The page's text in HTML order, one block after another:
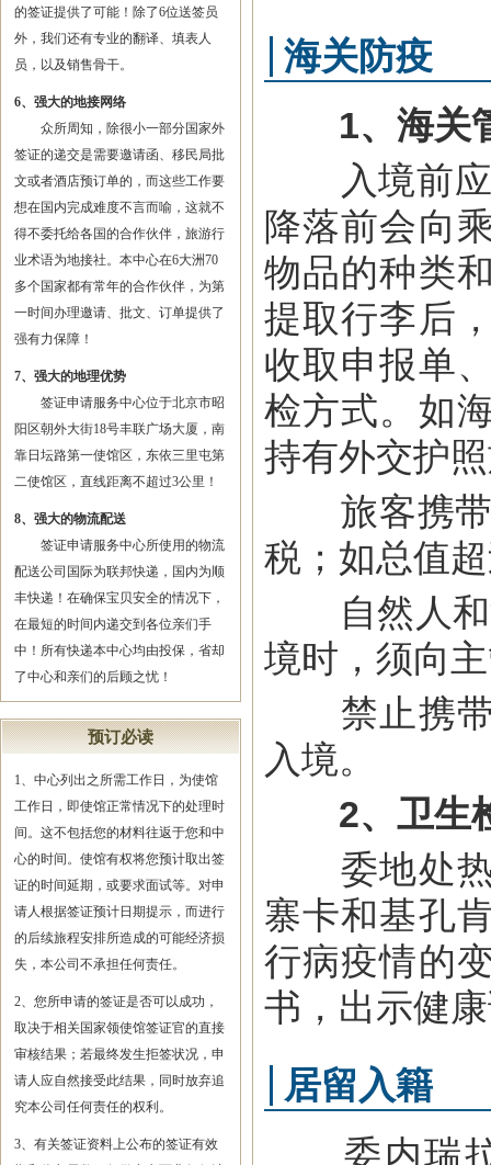
的签证提供了可能！除了6位送签员
外，我们还有专业的翻译、填表人
员，以及销售骨干。
6、强大的地接网络
众所周知，除很小一部分国家外
签证的递交是需要邀请函、移民局批
文或者酒店预订单的，而这些工作要
想在国内完成难度不言而喻，这就不
得不委托给各国的合作伙伴，旅游行
业术语为地接社。本中心在6大洲70
多个国家都有常年的合作伙伴，为第
一时间办理邀请、批文、订单提供了
强有力保障！
7、强大的地理优势
签证申请服务中心位于北京市昭
阳区朝外大街18号丰联广场大厦，南
靠日坛路第一使馆区，东依三里屯第
二使馆区，直线距离不超过3公里！
8、强大的物流配送
签证申请服务中心所使用的物流
配送公司国际为联邦快递，国内为顺
丰快递！在确保宝贝安全的情况下，
在最短的时间内递交到各位亲们手
中！所有快递本中心均由投保，省却
了中心和亲们的后顾之忧！
预订必读
1、中心列出之所需工作日，为使馆
工作日，即使馆正常情况下的处理时
间。这不包括您的材料往返于您和中
心的时间。使馆有权将您预计取出签
证的时间延期，或要求面试等。对申
请人根据签证预计日期提示，而进行
的后续旅程安排所造成的可能经济损
失，本公司不承担任何责任。
2、您所申请的签证是否可以成功，
取决于相关国家领使馆签证官的直接
审核结果；若最终发生拒签状况，申
请人应自然接受此结果，同时放弃追
究本公司任何责任的权利。
3、有关签证资料上公布的签证有效
海关防疫
1、海关
入境前应
降落前会向
物品的种类
提取行李后
收取申报单
检方式。如
持有外交护
旅客携带
税；如总值
自然人和
境时，须向
禁止携带
入境。
2、卫生
委地处热
寨卡和基孔
行病疫情的
书，出示健
居留入籍
委内瑞拉